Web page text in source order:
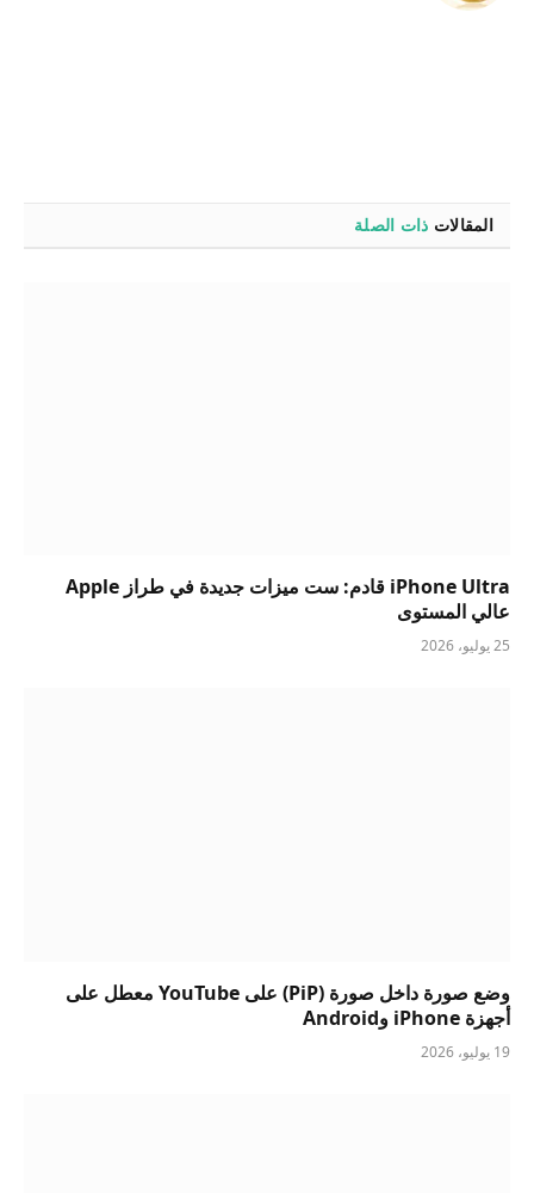
المقالات ذات الصلة
iPhone Ultra قادم: ست ميزات جديدة في طراز Apple
عالي المستوى
25 يوليو، 2026
وضع صورة داخل صورة (PiP) على YouTube معطل على
أجهزة iPhone وAndroid
19 يوليو، 2026